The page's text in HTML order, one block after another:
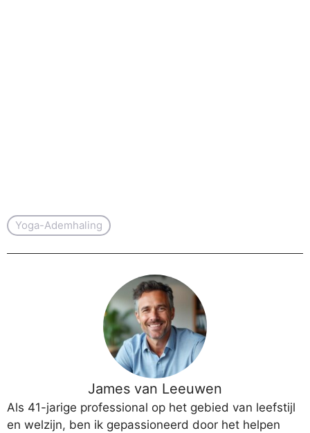
Yoga-Ademhaling
James van Leeuwen
Als 41-jarige professional op het gebied van leefstijl
en welzijn, ben ik gepassioneerd door het helpen